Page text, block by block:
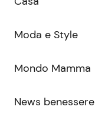
Moda e Style
Mondo Mamma
News benessere